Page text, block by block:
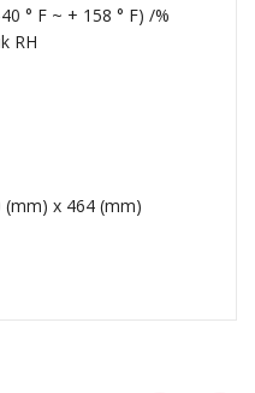
° F ~ + 158 ° F) /%
RH
x 464 (mm)